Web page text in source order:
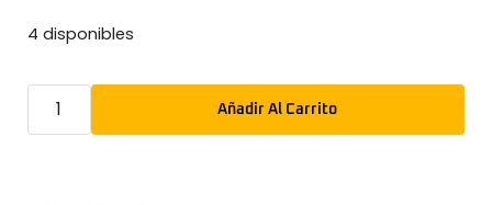
4 disponibles
Añadir Al Carrito